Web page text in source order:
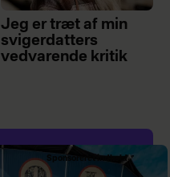
Jeg er træt af min
svigerdatters
vedvarende kritik
Sponsoreret indhold